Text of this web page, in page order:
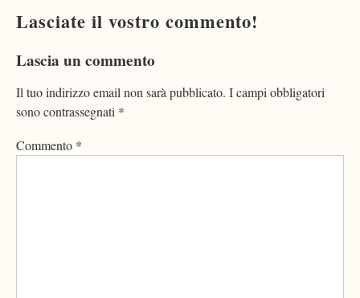
Lasciate il vostro commento!
Lascia un commento
Il tuo indirizzo email non sarà pubblicato. I campi obbligatori
sono contrassegnati *
Commento *